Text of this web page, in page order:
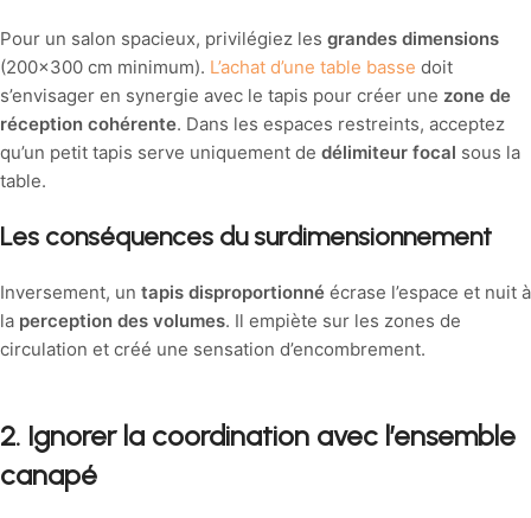
Pour un salon spacieux, privilégiez les grandes dimensions
(200×300 cm minimum). L’achat d’une table basse doit
s’envisager en synergie avec le tapis pour créer une zone de
réception cohérente. Dans les espaces restreints, acceptez
qu’un petit tapis serve uniquement de délimiteur focal sous la
table.
Les conséquences du surdimensionnement
Inversement, un tapis disproportionné écrase l’espace et nuit à
la perception des volumes. Il empiète sur les zones de
circulation et créé une sensation d’encombrement.
2. Ignorer la coordination avec l’ensemble
canapé